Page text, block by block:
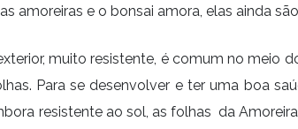
amoreiras e o bonsai amora, elas ainda
muito resistente, é comum no meio
Para se desenvolver e ter uma boa
resistente ao sol, as folhas da